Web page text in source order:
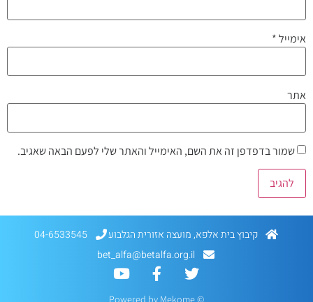
אימייל*
אתר
שמור בדפדפן זה את השם, האימייל והאתר שלי לפעם הבאה שאגיב.
קיבוץ בית אלפא, מועצה אזורית הגלבוע
04-6533545
bet_alfa@betalfa.org.il
© Powered by
Mekome